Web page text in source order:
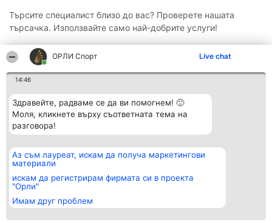
ОРЛИ Спорт Live chat
14:46
Здравейте, радваме се да ви помогнем! 🙂
Моля, кликнете върху съответната тема на
разговора!
Аз съм лауреат, искам да получа маркетингови
материали
искам да регистрирам фирмата си в проекта
"Орли"
Имам друг проблем
Търсите специалист близо до вас? Проверете нашата
търсачка. Използвайте само най-добрите услуги!
Организатор на
класиране
BulevardulAleea Timișul De
Sus Nr. 2, Bl. A30, Sc. A, Et.
4, Ap. 13
București 53-238
Класация
всички
Статут/Устав
Контакти